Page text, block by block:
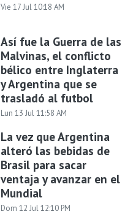
Vie 17 Jul 10:18 AM
Así fue la Guerra de las
Malvinas, el conflicto
bélico entre Inglaterra
y Argentina que se
trasladó al futbol
Lun 13 Jul 11:58 AM
La vez que Argentina
alteró las bebidas de
Brasil para sacar
ventaja y avanzar en el
Mundial
Dom 12 Jul 12:10 PM